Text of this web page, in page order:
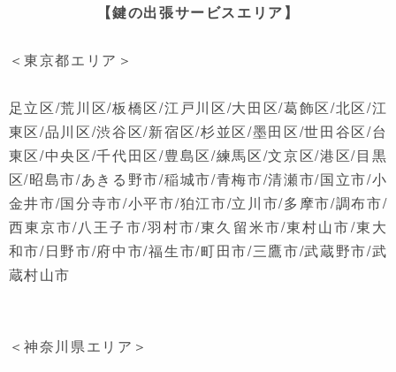
【鍵の出張サービスエリア】
＜東京都エリア＞
足立区/荒川区/板橋区/江戸川区/大田区/葛飾区/北区/江
東区/品川区/渋谷区/新宿区/杉並区/墨田区/世田谷区/台
東区/中央区/千代田区/豊島区/練馬区/文京区/港区/目黒
区/昭島市/あきる野市/稲城市/青梅市/清瀬市/国立市/小
金井市/国分寺市/小平市/狛江市/立川市/多摩市/調布市/
西東京市/八王子市/羽村市/東久留米市/東村山市/東大
和市/日野市/府中市/福生市/町田市/三鷹市/武蔵野市/武
蔵村山市
＜神奈川県エリア＞